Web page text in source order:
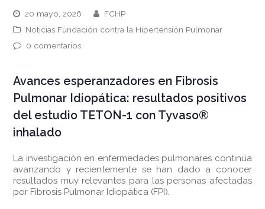
20 mayo, 2026
FCHP
Noticias Fundación contra la Hipertensión Pulmonar
0 comentarios
Avances esperanzadores en Fibrosis
Pulmonar Idiopática: resultados positivos
del estudio TETON-1 con Tyvaso®
inhalado
La investigación en enfermedades pulmonares continúa
avanzando y recientemente se han dado a conocer
resultados muy relevantes para las personas afectadas
por Fibrosis Pulmonar Idiopática (FPI).